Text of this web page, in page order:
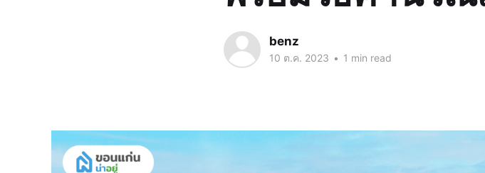
benz
10 ต.ค. 2023 • 1 min read